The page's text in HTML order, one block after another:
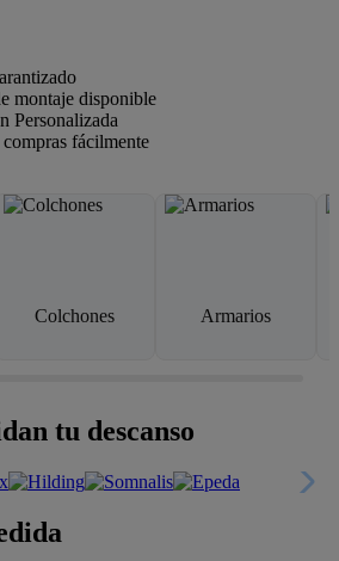
montaje disponible
Personalizada
fácilmente
Colchones Armarios
tu descanso